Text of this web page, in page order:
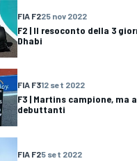
FIA F225 nov 2022
F2 | Il resoconto della 3
Dhabi
FIA F312 set 2022
F3 | Martins campione, ma
debuttanti
FIA F25 set 2022